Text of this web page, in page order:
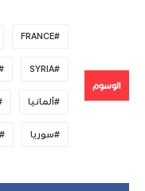
الوسوم
FRANCE
SYRIA
ألمانيا
سوريا